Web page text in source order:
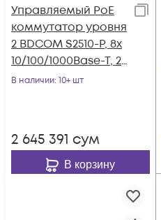
Управляемый PoE
коммутатор уровня
2 BDCOM S2510-P, 8x
10/100/1000Base-T, 2x
100/1000BASE-X
В наличии: 10+ шт
2 645 391 сум
В корзину